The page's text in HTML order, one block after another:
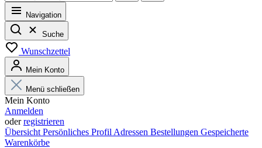
Navigation
Suche
Wunschzettel
Mein Konto
Menü schließen
Mein Konto
Anmelden
oderregistrieren
Übersicht Persönliches Profil Adressen Bestellungen Gespeicherte
Warenkörbe